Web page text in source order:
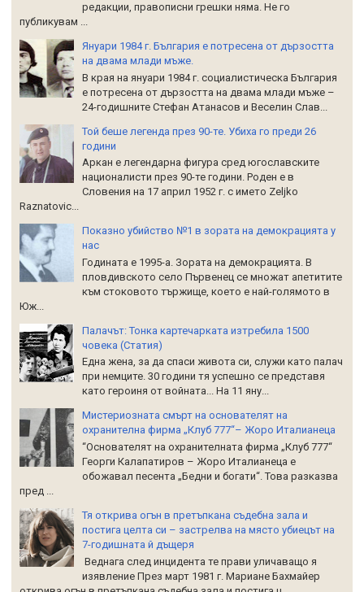
редакции, правописни грешки няма. Не го
публикувам ...
Януари 1984 г. България е потресена от дързостта
на двама млади мъже.
В края на януари 1984 г. социалистическа България
е потресена от дързостта на двама млади мъже –
24-годишните Стефан Атанасов и Веселин Слав...
Той беше легенда през 90-те. Убиха го преди 26
години
Аркан е легендарна фигура сред югославските
националисти през 90-те години. Роден е в
Словения на 17 април 1952 г. с името Zeljko
Raznatoviс...
Показно убийство №1 в зората на демокрацията у
нас
Годината е 1995-а. Зората на демокрацията. В
пловдивското село Първенец се множат апетитите
към стоковото тържище, което е най-голямото в
Юж...
Палачът: Тонка картечарката изтребила 1500
човека (Статия)
Една жена, за да спаси живота си, служи като палач
при немците. 30 години тя успешно се представя
като героиня от войната... На 11 яну...
Мистериозната смърт на основателят на
охранителна фирма „Клуб 777“– Жоро Италианеца
“Основателят на охранителната фирма „Клуб 777“
Георги Калапатиров – Жоро Италианеца е
обожавал песента „Бедни и богати“. Това разказва
пред ...
Тя открива огън в претъпкана съдебна зала и
постига целта си – застрелва на място убиецът на
7-годишната й дъщеря
Веднага след инцидента те прави уличаващо я
изявление През март 1981 г. Мариане Бахмайер